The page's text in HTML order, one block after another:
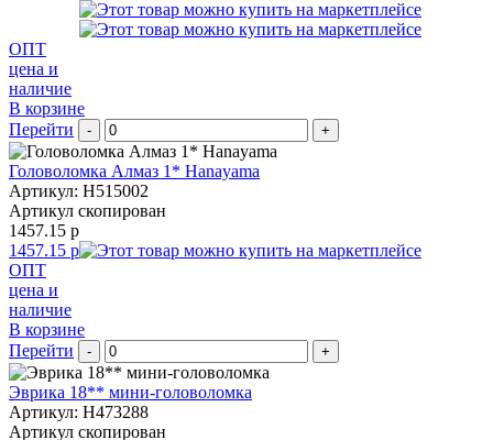
ОПТ
цена и
наличие
В корзине
Перейти
- +
Головоломка Алмаз 1* Hanayama
Артикул: H515002
Артикул скопирован
1457.15 р
1457.15 р
ОПТ
цена и
наличие
В корзине
Перейти
- +
Эврика 18** мини-головоломка
Артикул: H473288
Артикул скопирован